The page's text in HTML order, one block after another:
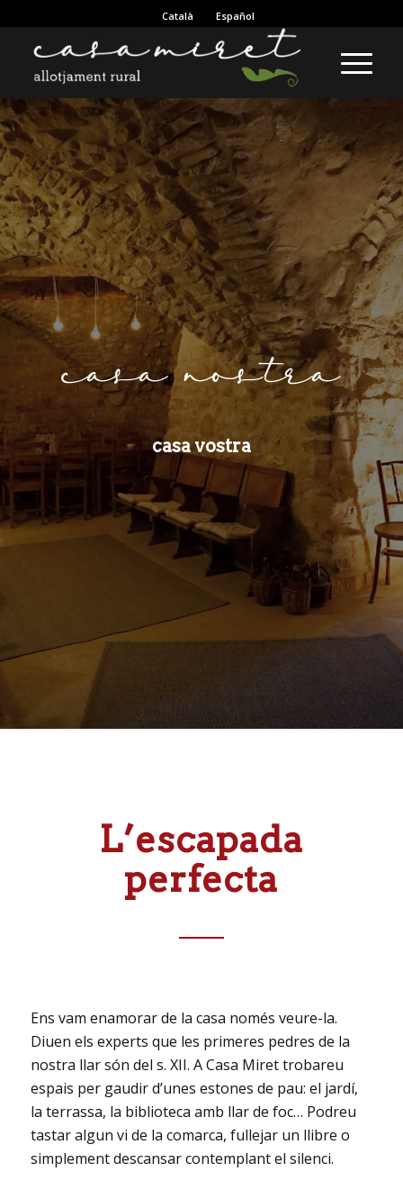
Català Español
casa nostra
casa vostra
L’escapada
perfecta
Ens vam enamorar de la casa només veure-la.
Diuen els experts que les primeres pedres de la
nostra llar són del s. XII. A Casa Miret trobareu
espais per gaudir d’unes estones de pau: el jardí,
la terrassa, la biblioteca amb llar de foc… Podreu
tastar algun vi de la comarca, fullejar un llibre o
simplement descansar contemplant el silenci.